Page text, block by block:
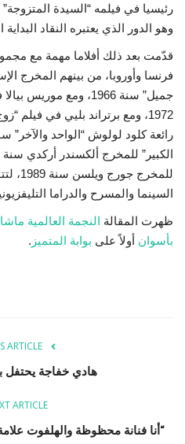
وهو الدور الذي يعتبره النقاد
قدّمت بعد ذلك أفلاما مهمة مع
فرنسا وأوروبا، من بينهم المخرج
جميل” سنة 1966، ومع
السينما والمسرح والدراما
ظهرت المقالة النجمة العالمية
بأسوان أولاً على بوابة المتميز .
ARTICLE
هادي خفاجة يحتفل
ARTICLE
“أنا فنانة محظوظة والهلفوت